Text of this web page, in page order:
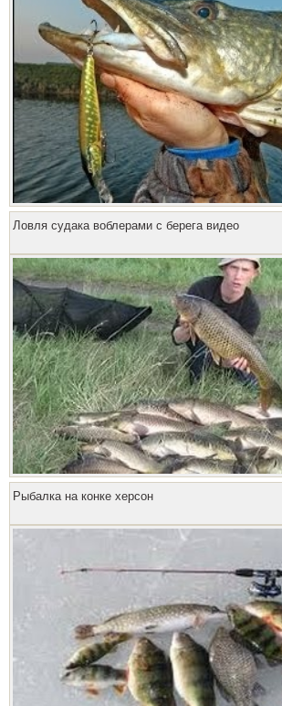
Ловля судака воблерами с берега видео
Рыбалка на конке херсон